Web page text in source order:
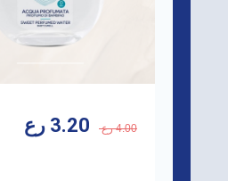
4.00 رع 3.20 رع